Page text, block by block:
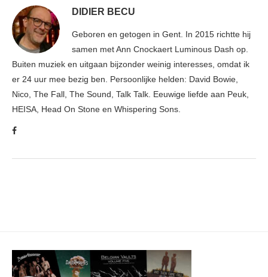
DIDIER BECU
Geboren en getogen in Gent. In 2015 richtte hij
samen met Ann Cnockaert Luminous Dash op.
Buiten muziek en uitgaan bijzonder weinig interesses, omdat ik
er 24 uur mee bezig ben. Persoonlijke helden: David Bowie,
Nico, The Fall, The Sound, Talk Talk. Eeuwige liefde aan Peuk,
HEISA, Head On Stone en Whispering Sons.